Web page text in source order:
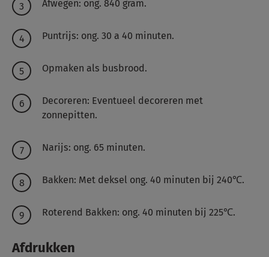
Afwegen: ong. 840 gram.
Puntrijs: ong. 30 a 40 minuten.
Opmaken als busbrood.
Decoreren: Eventueel decoreren met
zonnepitten.
Narijs: ong. 65 minuten.
Bakken: Met deksel ong. 40 minuten bij 240℃.
Roterend Bakken: ong. 40 minuten bij 225℃.
Afdrukken